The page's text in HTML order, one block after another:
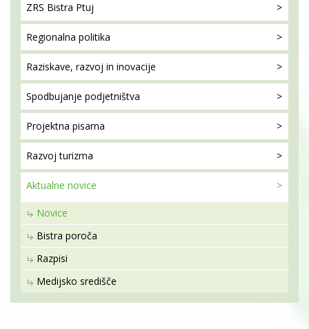
ZRS Bistra Ptuj
Regionalna politika
Raziskave, razvoj in inovacije
Spodbujanje podjetništva
Projektna pisarna
Razvoj turizma
Aktualne novice
Novice
Bistra poroča
Razpisi
Medijsko središče